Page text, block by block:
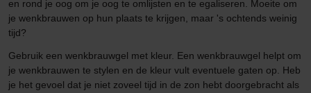
en rond je oog om je oog te omlijsten en te egaliseren. Moeite om
je wenkbrauwen op hun plaats te krijgen, maar 's ochtends weinig
tijd?
Gebruik een wenkbrauwgel met kleur. Een wenkbrauwgel helpt om
je wenkbrauwen te stylen en de kleur vult eventuele gaten op. Heb
je het gevoel dat je niet zoveel tijd in de zon hebt doorgebracht als